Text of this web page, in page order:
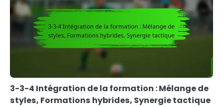
3-3-4 Intégration de la formation : Mélange de
styles, Formations hybrides, Synergie tactique